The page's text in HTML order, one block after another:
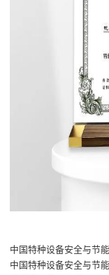
中国特种设备安全与节
中国特种设备安全与节